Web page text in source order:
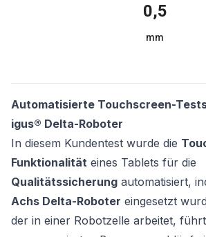
0,5
mm
Automatisierte Touchscreen-
igus® Delta-Roboter
In diesem Kundentest wurde die
Funktionalität eines Tablets für die
Qualitätssicherung automatisiert,
Achs Delta-Roboter eingesetzt
der in einer Robotzelle arbeitet,